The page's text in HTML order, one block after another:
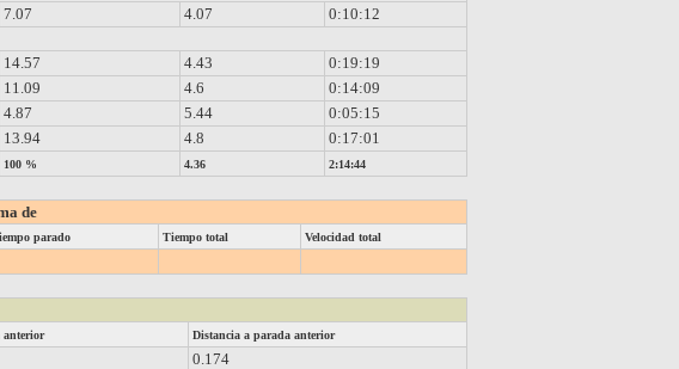
7.07 4.07
0:10:12
14.57 4.43 0:19:19
11.09 4.6 0:14:09
4.87 5.44 0:05:15
13.94 4.8 0:17:01
100 % 4.36 2:14:44
de
parado Tiempo total
Velocidad total
anterior Distancia a parada anterior
0.174